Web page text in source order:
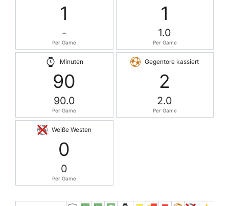
1
-
Per Game
1
1.0
Per Game
Minuten
90
90.0
Per Game
Gegentore kassiert
2
2.0
Per Game
Weiße Westen
0
0
Per Game